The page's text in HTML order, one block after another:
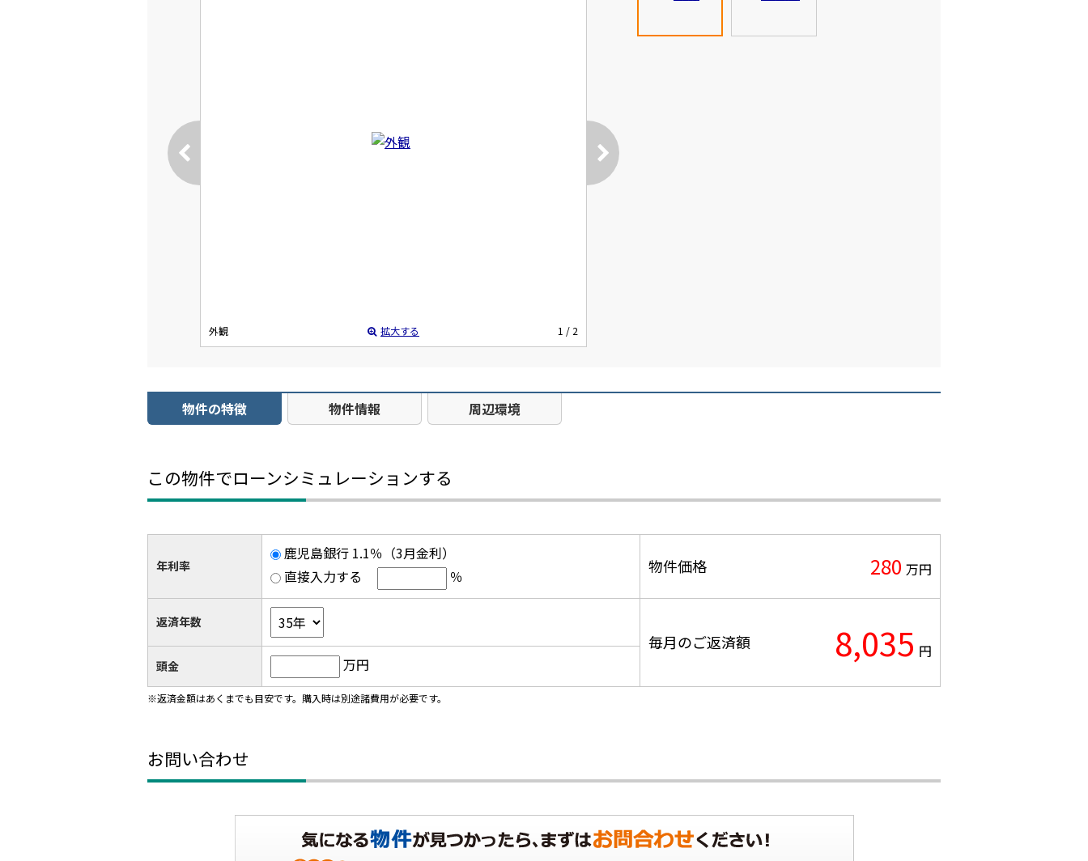
外観 拡大する 1 / 2
物件の特徴 物件情報 周辺環境
この物件でローンシミュレーションする
年利率
鹿児島銀行 1.1％（3月金利）
直接入力する
％ 物件価格 280 万円
返済年数
毎月のご返済額 8,035 円
頭金 万円
※返済金額はあくまでも目安です。購入時は別途諸費用が必要です。
お問い合わせ